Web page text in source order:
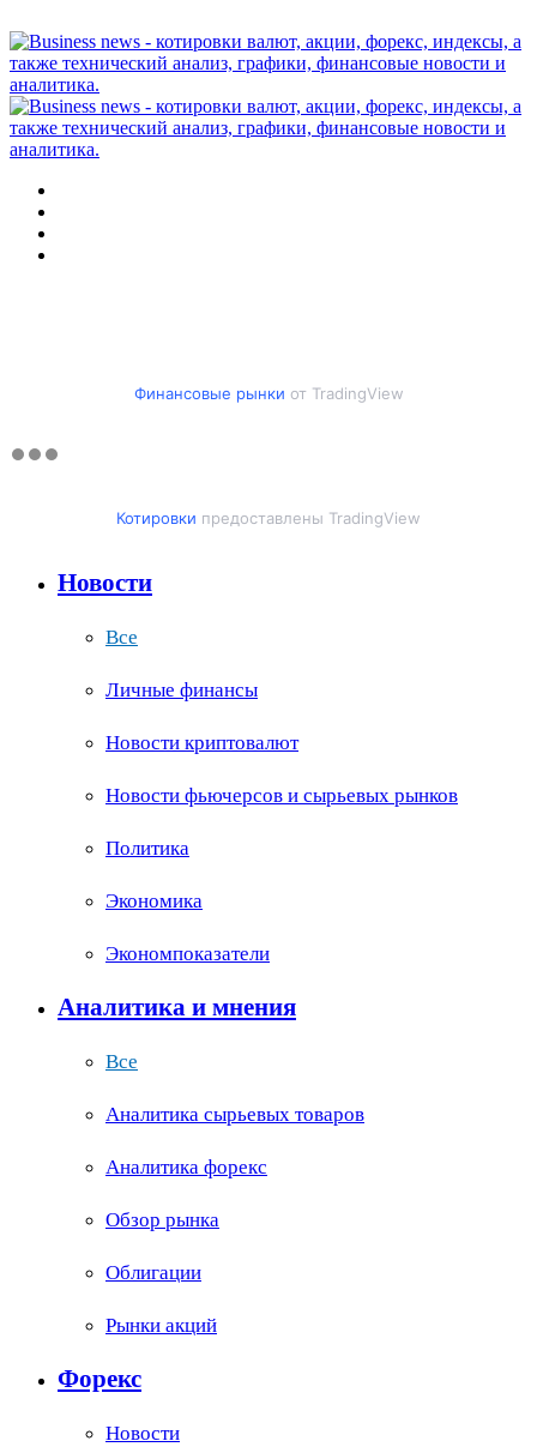
Финансовые рынки от TradingView
Котировки предоставлены TradingView
Новости
Все
Личные финансы
Новости криптовалют
Новости фьючерсов и сырьевых рынков
Политика
Экономика
Экономпоказатели
Аналитика и мнения
Все
Аналитика сырьевых товаров
Аналитика форекс
Обзор рынка
Облигации
Рынки акций
Форекс
Новости